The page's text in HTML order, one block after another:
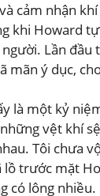
cảm nhận
khi Howard
Lần đầu
mãn ý dục,
là một kỷ
vệt khí
Tôi chưa
trước mặt
có lông